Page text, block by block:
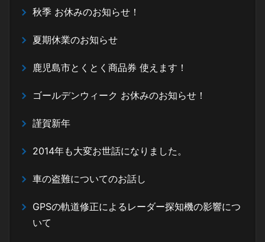
秋季 お休みのお知らせ！
夏期休業のお知らせ
鹿児島市とくとく商品券 使えます！
ゴールデンウィーク お休みのお知らせ！
謹賀新年
2014年も大変お世話になりました。
車の盗難についてのお話し
GPSの軌道修正によるレーダー探知機の影響につ
いて